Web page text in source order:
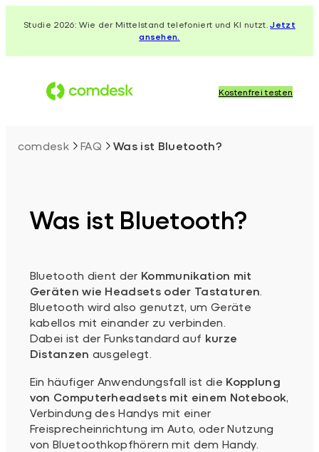
InhaltStudie 2026: Wie der Mittelstand telefoniert und KI nutzt.Jetzt
ansehen.
Kostenfrei testen
comdesk FAQ Was ist Bluetooth?
Was ist Bluetooth?
Bluetooth dient der Kommunikation mit
Geräten wie Headsets oder Tastaturen.
Bluetooth wird also genutzt, um Geräte
kabellos mit einander zu verbinden.
Dabei ist der Funkstandard auf kurze
Distanzen ausgelegt.
Ein häufiger Anwendungsfall ist die Kopplung
von Computerheadsets mit einem Notebook
Verbindung des Handys mit einer
Freisprecheinrichtung im Auto, oder Nutzung
von Bluetoothkopfhörern mit dem Handy.